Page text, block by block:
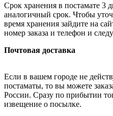
Срок хранения в постамате 3
аналогичный срок. Чтобы
время хранения зайдите на
номер заказа и телефон и
Почтовая доставка
Если в вашем городе не
постаматы, то вы можете
России. Сразу по прибытии
извещение о посылке.